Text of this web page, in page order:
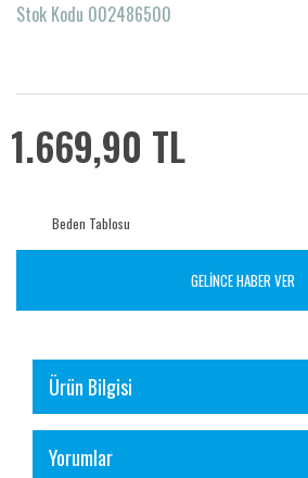
Stok Kodu 002486500
1.669,90 TL
Beden Tablosu
GELİNCE HABER VER
Ürün Bilgisi
Yorumlar